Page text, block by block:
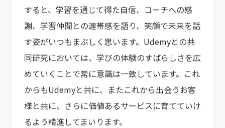
すると、学習を通じて得た自信、コーチへの感
謝、学習仲間との連帯感を語り、笑顔で未来を話
す姿がいつもまぶしく思います。Udemyとの共
同研究においては、学びの体験のすばらしさを広
めていくことで常に意識は一致しています。これ
からもUdemyと共に、またこれから出会うお客
様と共に、さらに価値あるサービスに育てていけ
るよう精進してまいります。